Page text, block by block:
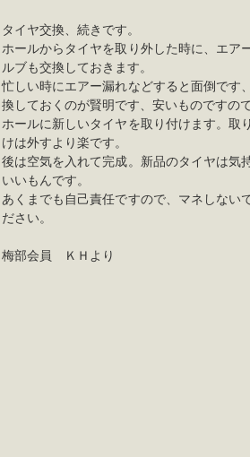
タイヤ交換、続きです。
ホールからタイヤを取り外した時に、エア
ルブも交換しておきます。
忙しい時にエアー漏れなどすると面倒です
換しておくのが賢明です、安いものですので
ホールに新しいタイヤを取り付けます。取
けは外すより楽です。
後は空気を入れて完成。新品のタイヤは気
いいもんです。
あくまでも自己責任ですので、マネしない
ださい。
梅部会員 ＫＨより